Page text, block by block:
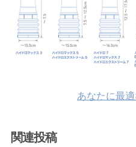
あなたに最
関連投稿